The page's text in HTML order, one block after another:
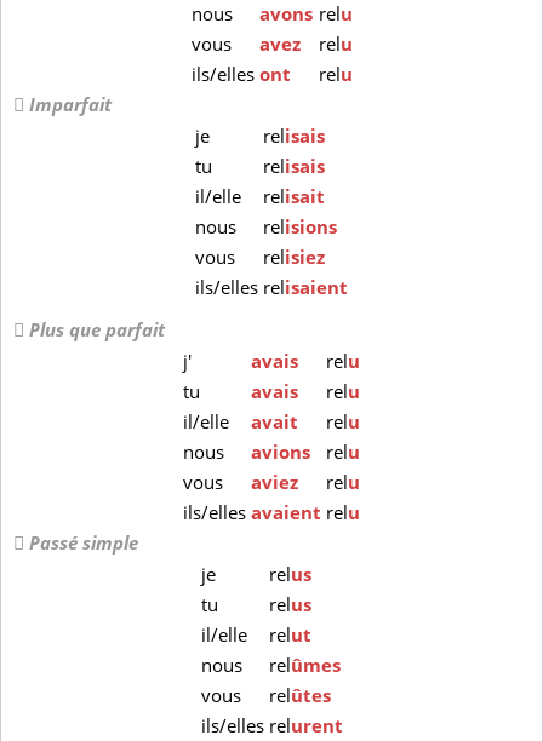
nous
avons relu
vous
avez relu
ils/elles ont relu
Imparfait
je
relisais
tu
relisais
il/elle
relisait
nous
relisions
vous
relisiez
ils/elles relisaient
Plus que parfait
j'
avais relu
tu
avais relu
il/elle
avait relu
nous
avions relu
vous
aviez relu
ils/ellesavaient relu
Passé simple
je
relus
tu
relus
il/elle
relut
nous
relûmes
vous
relûtes
ils/elles relurent